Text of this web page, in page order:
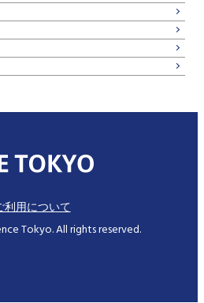
物質・情報卓越コース
利用について
Tokyo. All rights reserved.